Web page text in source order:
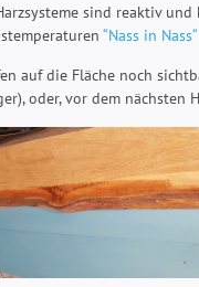
sind reaktiv
“Nass in Nass“
auf die Fläche noch
oder, vor dem nächsten